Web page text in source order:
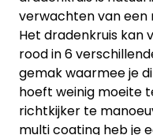
verwachten van een
Het dradenkruis kan
rood in 6
gemak waarmee je
hoeft weinig moeite
richtkijker te
multi coating heb je